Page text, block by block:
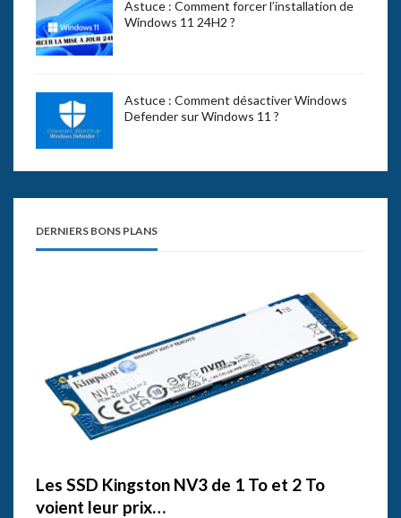
Astuce : Comment forcer l’installation de
Windows 11 24H2 ?
Astuce : Comment désactiver Windows
Defender sur Windows 11 ?
DERNIERS BONS PLANS
Les SSD Kingston NV3 de 1 To et 2 To
voient leur prix…